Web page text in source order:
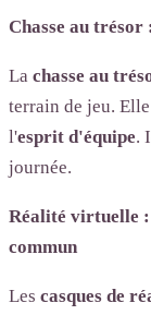
Chasse au trésor
La chasse au
terrain de jeu.
l'esprit d'équipe.
journée.
Réalité virtuelle :
commun
Les casques de